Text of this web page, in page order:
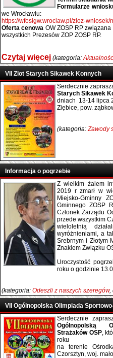
Formularze
we Wrocławiu:
https://wfosigw.wroclaw.pl/zloz-
Oferta cenowa OW ZOSP RP
wszystkich Prezesów ZOP ZOSP RP.
Czytaj więcej (kategoria:
VII Zlot Starych Sikawek Konnych
Serdecznie
Starych Sikawek
dniach 13-14 lipca
Ziębice, pow.
(kategoria:Zawody
Informacja o pogrzebie
Z wielkim żalem
2019 r zmarł w
Miejsko-Gminny
Gminnego ZOSP
Członek Zarządu
przede wszystkim
wieloletnią
wyróżnieniami, a
Srebrnym i Złotym
Znakiem Związku
Uroczystość
roku o godzinie
(kategoria: Odeszli z naszych szeregów,
VII Ogólnopolska Olimpiada
Serdecznie
Ogólnopolską
Strażaków OSP,
roku
na terenie
Czorsztyn, woj.